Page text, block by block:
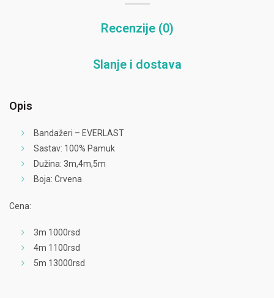
Recenzije (0)
Slanje i dostava
Opis
Bandažeri – EVERLAST
Sastav: 100% Pamuk
Dužina: 3m,4m,5m
Boja: Crvena
Cena:
3m 1000rsd
4m 1100rsd
5m 13000rsd